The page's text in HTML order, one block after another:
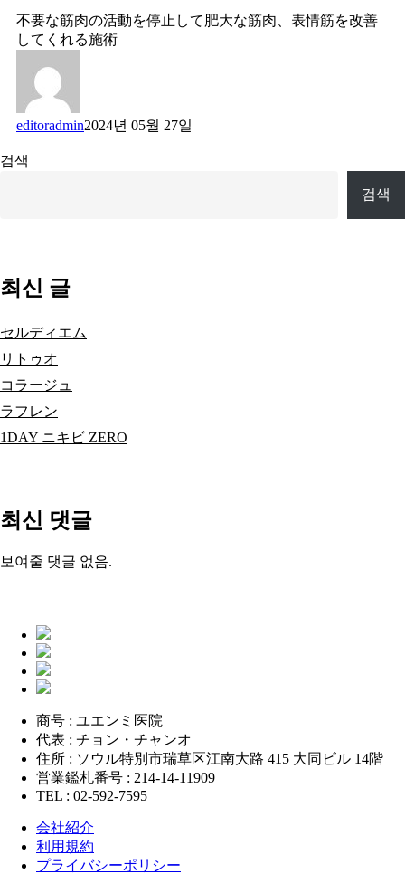
不要な筋肉の活動を停止して肥大な筋肉、表情筋を改善
してくれる施術
editoradmin2024년 05월 27일
검색
검색
최신 글
セルディエム
リトゥオ
コラージュ
ラフレン
1DAY ニキビ ZERO
최신 댓글
보여줄 댓글 없음.
商号 : ユエンミ医院
代表 : チョン・チャンオ
住所 : ソウル特別市瑞草区江南大路 415 大同ビル 14階
営業鑑札番号 : 214-14-11909
TEL : 02-592-7595
会社紹介
利用規約
プライバシーポリシー